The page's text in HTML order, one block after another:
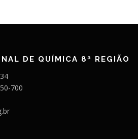
DE QUÍMICA 8ª REGIÃO
700